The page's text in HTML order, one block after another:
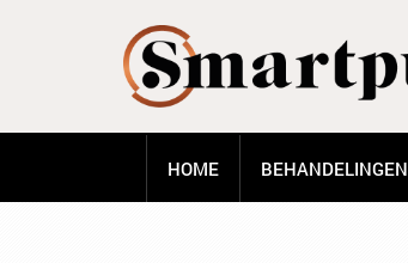
HOME BEHANDELINGEN